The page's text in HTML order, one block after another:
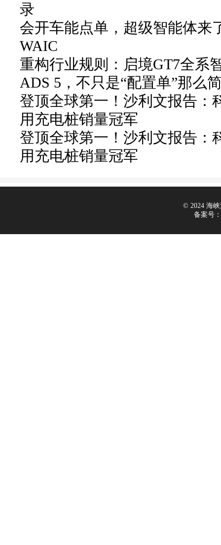
录
会开车能点单，超级智能体来
WAIC
重构行业规则：启境GT7全系
ADS 5，不只是“配置单”那么
登顶全球第一！沙利文报告：
用充电桩销量冠军
登顶全球第一！沙利文报告：
用充电桩销量冠军
© 2024 海峡
备案号：